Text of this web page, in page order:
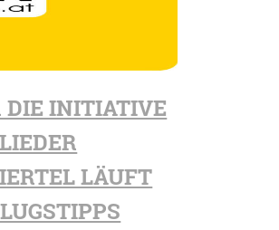
DIE INITIATIVE
LÄUFT